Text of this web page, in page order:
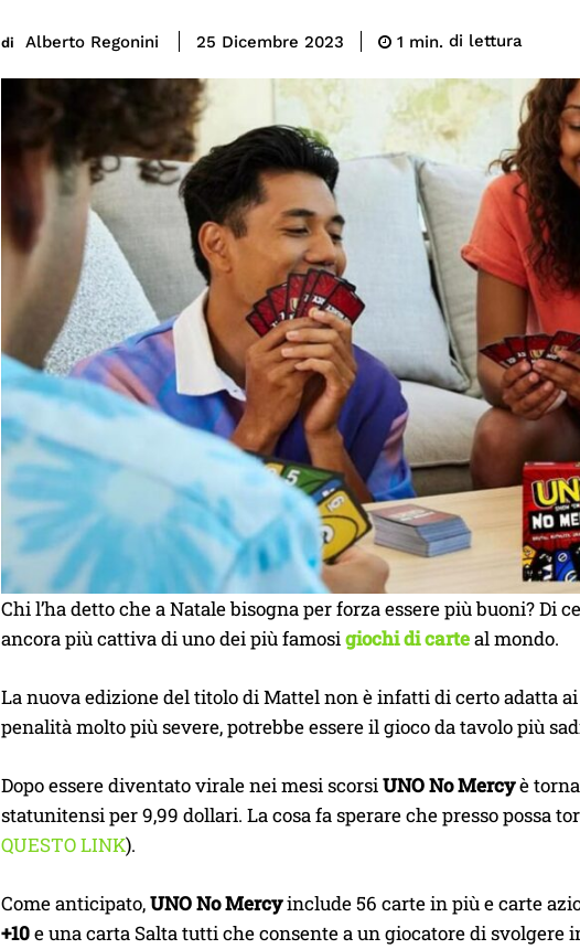
di Alberto Regonini 25 Dicembre 2023 1 min. di lettura
Chi l’ha detto che a Natale bisogna per forza essere più buoni? Di
ancora più cattiva di uno dei più famosigiochi di carteal mondo.
La nuova edizione del titolo di Mattel non è infatti di certo adatta
penalità molto più severe, potrebbe essere il gioco da tavolo più
Dopo essere diventato virale nei mesi scorsiUNO No Mercyè
statunitensi per 9,99 dollari. La cosa fa sperare che presso possa
QUESTO LINK).
Come anticipato,UNO No Mercyinclude 56 carte in più e carte
+10e una carta Salta tutti che consente a un giocatore di